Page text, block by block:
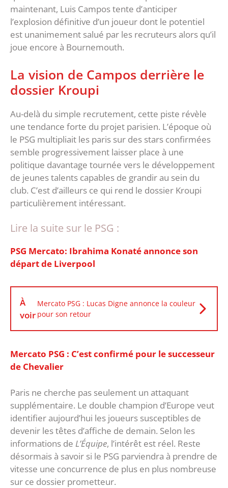
maintenant, Luis Campos tente d’anticiper
l’explosion définitive d’un joueur dont le potentiel
est unanimement salué par les recruteurs alors qu’il
joue encore à Bournemouth.
‎La vision de Campos derrière le
dossier Kroupi
‎Au-delà du simple recrutement, cette piste révèle
une tendance forte du projet parisien. L’époque où
le PSG multipliait les paris sur des stars confirmées
semble progressivement laisser place à une
politique davantage tournée vers le développement
de jeunes talents capables de grandir au sein du
club. ‎C’est d’ailleurs ce qui rend le dossier Kroupi
particulièrement intéressant.
Lire la suite sur le PSG :
PSG Mercato: Ibrahima Konaté annonce son
départ de Liverpool
À
voir
Mercato PSG : Lucas Digne annonce la couleur
pour son retour
Mercato PSG : C’est confirmé pour le successeur
de Chevalier
Paris ne cherche pas seulement un attaquant
supplémentaire. Le double champion d’Europe veut
identifier aujourd’hui les joueurs susceptibles de
devenir les têtes d’affiche de demain. Selon les
informations de L’Équipe, l’intérêt est réel. Reste
désormais à savoir si le PSG parviendra à prendre de
vitesse une concurrence de plus en plus nombreuse
sur ce dossier prometteur.